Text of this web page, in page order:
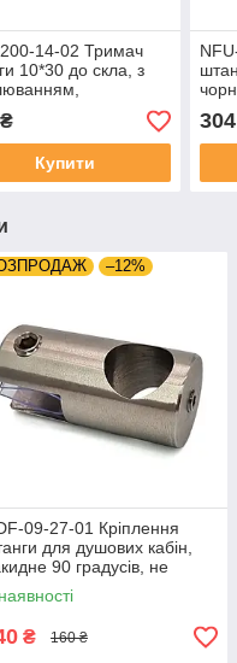
14-02 Тримач
10*30 до скла, з
Купити
304
–12%
09-27-01 Кріплення
для душових кабін,
90 градусів, не
наскрізне,
₴ 160 ₴